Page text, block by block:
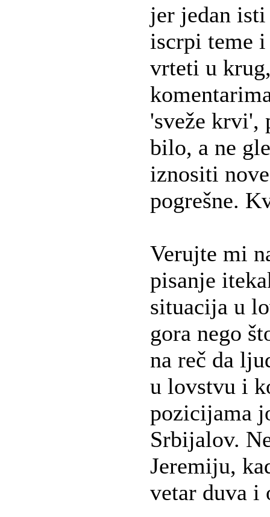
jer jedan
iscrpi teme i
vrteti u
'sveže krvi',
bilo, a ne
iznositi
pogrešne.
Verujte mi
pisanje
situacija u
gora nego
na reč da
u lovstvu i
pozicijama
Srbijalov.
Jeremiju,
vetar duva i